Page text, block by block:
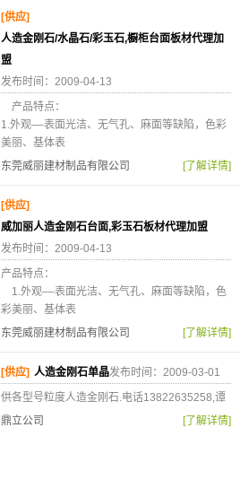
[供应]
人造金刚石/水晶石/彩玉石,橱柜台面板材代理加
盟
发布时间：2009-04-13
产品特点：
1.外观––表面光洁、无气孔、麻面等缺陷，色彩
美丽、基体表
东莞威丽建材制品有限公司
[了解详情]
[供应]
威加丽人造金刚石台面,彩玉石板材代理加盟
发布时间：2009-04-13
产品特点：
1.外观––表面光洁、无气孔、麻面等缺陷，色
彩美丽、基体表
东莞威丽建材制品有限公司
[了解详情]
[供应] 人造金刚石单晶发布时间：2009-03-01
供各型号粒度人造金刚石.电话13822635258,谭
鼎立公司
[了解详情]